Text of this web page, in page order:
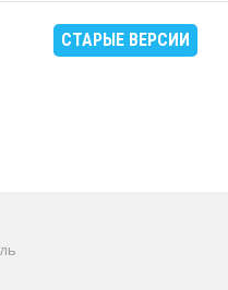
СТАРЫЕ ВЕРСИИ